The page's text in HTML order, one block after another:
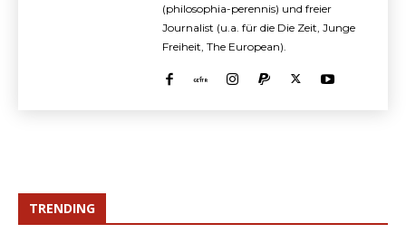
(philosophia-perennis) und freier
Journalist (u.a. für die Die Zeit, Junge
Freiheit, The European).
TRENDING